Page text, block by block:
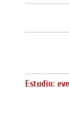
Estudio: